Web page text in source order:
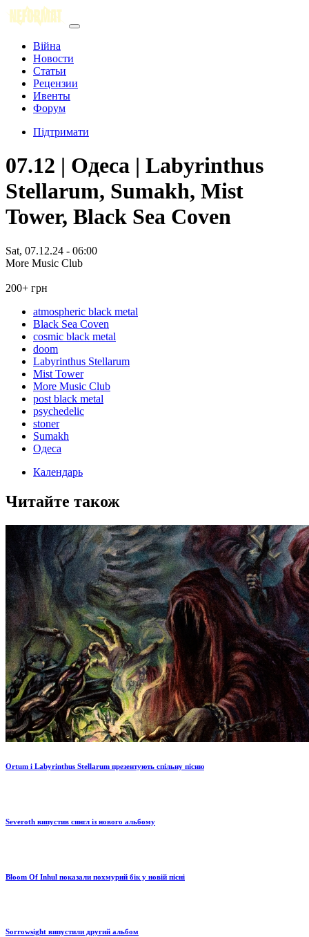
Війна
Новости
Статьи
Рецензии
Ивенты
Форум
Підтримати
07.12 | Одеса | Labyrinthus
Stellarum, Sumakh, Mist
Tower, Black Sea Coven
Sat, 07.12.24 - 06:00
More Music Club
200+ грн
atmospheric black metal
Black Sea Coven
cosmic black metal
doom
Labyrinthus Stellarum
Mist Tower
More Music Club
post black metal
psychedelic
stoner
Sumakh
Одеса
Календарь
Читайте також
Ortum і Labyrinthus Stellarum презентують спільну пісню
Severoth випустив сингл із нового альбому
Bloom Of Inhul показали похмурий бік у новій пісні
Sorrowsight випустили другий альбом